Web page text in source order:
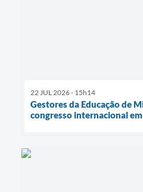
22 JUL 2026 - 15h14
Gestores da Educação de
congresso internacional